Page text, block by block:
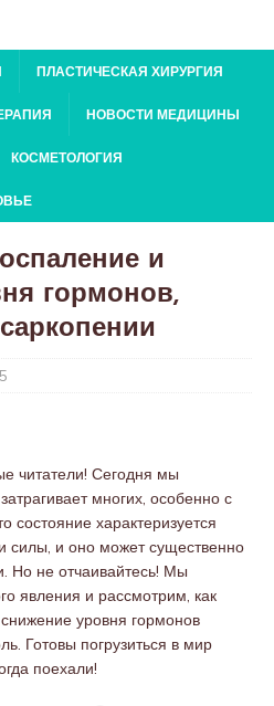
ПЛАСТИЧЕСКАЯ ХИРУРГИЯ
НОВОСТИ МЕДИЦИНЫ
КОСМЕТОЛОГИЯ
и
гормонов,
читатели! Сегодня мы
многих, особенно с
состояние характеризуется
и оно может существенно
Но не отчаивайтесь! Мы
явления и рассмотрим, как
уровня гормонов
Готовы погрузиться в мир
поехали!